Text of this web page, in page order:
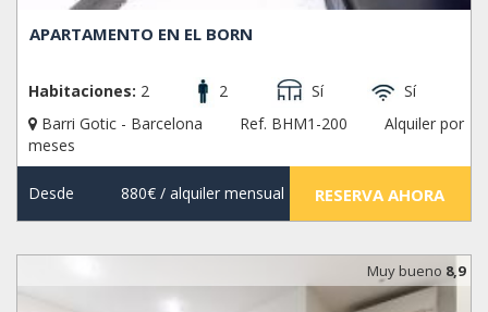
APARTAMENTO EN EL BORN
Habitaciones: 2 2 Sí
Sí
Barri Gotic - Barcelona
Ref. BHM1-200
Alquiler por
meses
Desde 880€/ alquiler mensual RESERVA AHORA
Muy bueno 8,9